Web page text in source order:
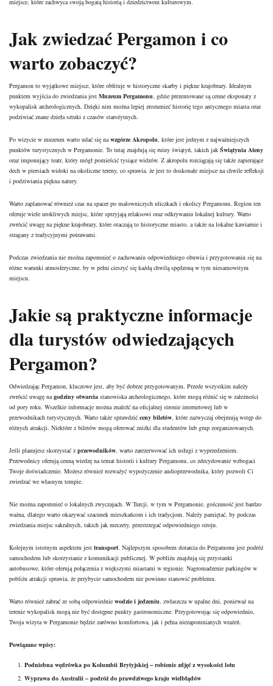
miejsce, które zachwyca swoją bogatą historią i dziedzictwem kulturowym.
Jak zwiedzać Pergamon i co
warto zobaczyć?
Pergamon to wyjątkowe miejsce, które obfituje w historyczne skarby i piękne krajobrazy. Idealnym
punktem wyjścia do zwiedzania jest Muzeum Pergamonu, gdzie prezentowane są cenne eksponaty z
wykopalisk archeologicznych. Dzięki nim można lepiej zrozumieć historię tego antycznego miasta oraz
podziwiać znane dzieła sztuki z czasów starożytnych.
Po wizycie w muzeum warto udać się nawzgórze Akropolu, które jest jednym z najważniejszych
punktów turystycznych w Pergamonie. To tutaj znajdują się ruiny świątyń, takich jak Świątynia Ateny
oraz imponujący teatr, który mógł pomieścić tysiące widzów. Z akropolu rozciągają się także zapierające
dech w piersiach widoki na okoliczne tereny, co sprawia, że jest to doskonałe miejsce na chwile refleksji
i podziwiania piękna natury.
Warto zaplanować również czas na spacer po malowniczych uliczkach i okolicy Pergamonu. Region ten
oferuje wiele urokliwych miejsc, które sprzyjają relaksowi oraz odkrywaniu lokalnej kultury. Warto
zwrócić uwagę na piękne krajobrazy, które otaczają to historyczne miasto, a także na lokalne kawiarnie i
stragany z tradycyjnymi potrawami.
Podczas zwiedzania nie można zapomnieć o zachowaniu odpowiedniego obuwia i przygotowaniu się na
różne warunki atmosferyczne, by w pełni cieszyć się każdą chwilą spędzoną w tym niesamowitym
miejscu.
Jakie są praktyczne informacje
dla turystów odwiedzających
Pergamon?
Odwiedzając Pergamon, kluczowe jest, aby być dobrze przygotowanym. Przede wszystkim należy
zwrócić uwagę nagodziny otwarcia stanowiska archeologicznego, które mogą różnić się w zależności
od pory roku. Wszelkie informacje można znaleźć na oficjalnej stronie internetowej lub w
przewodnikach turystycznych. Warto także sprawdzić ceny biletów, które zazwyczaj obejmują wstęp do
różnych atrakcji. Niektóre z biletów mogą oferować zniżki dla studentów lub grup zorganizowanych.
Jeśli planujesz skorzystać z przewodników, warto zarezerwować ich usługi z wyprzedzeniem.
Przewodnicy oferują cenną wiedzę na temat historii i kultury Pergamonu, co zdecydowanie wzbogaci
Twoje doświadczenie. Możesz również rozważyć wypożyczenie audioprzewodnika, który pozwoli Ci
zwiedzać we własnym tempie.
Nie można zapomnieć o lokalnych zwyczajach. W Turcji, w tym w Pergamonie, gościnność jest bardzo
ważna, dlatego warto okazywać szacunek mieszkańcom i ich tradycjom. Należy pamiętać, by podczas
zwiedzania miejsc sakralnych, takich jak meczety, przestrzegać odpowiedniego stroju.
Kolejnym istotnym aspektem jest transport. Najlepszym sposobem dotarcia do Pergamonu jest podróż
samochodem lub skorzystanie z komunikacji publicznej. W pobliżu znajdują się przystanki
autobusowe, które oferują połączenia z większymi miastami w regionie. Nagromadzenie parkingów w
pobliżu atrakcji sprawia, że przybycie samochodem nie powinno stanowić problemu.
Warto również zabrać ze sobą odpowiednie wodzie i jedzeniu, zwłaszcza w upalne dni, ponieważ na
terenie wykopalisk mogą nie być dostępne punkty gastronomiczne. Przygotowując się odpowiednio,
Twoja wizyta w Pergamonie będzie zarówno komfortowa, jak i pełna niezapomnianych wrażeń.
Powiązane wpisy:
Podniebna wędrówka po Kolumbii Brytyjskiej – robienie zdjęć z wysokości lotu
Wyprawa do Australii – podróż do prawdziwego kraju wielbłądów